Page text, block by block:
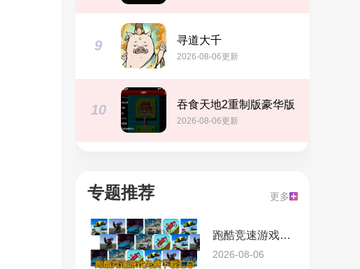
9 寻道大千
2026-08-06更新
10 吞食天地2重制版豪华版
2026-08-06更新
专题推荐 更多
跑酷竞速游戏免费下载汇总
2026-08-06